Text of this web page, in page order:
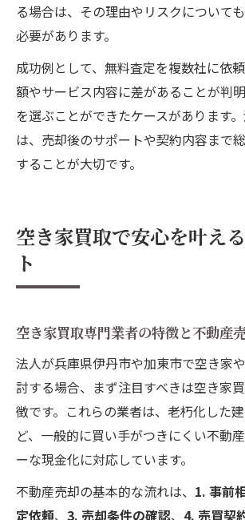
る場合は、その理由やリスクについて
必要があります。
成功例として、無料査定を複数社に依
額やサービス内容に差があることが判
を選ぶことができたケースがあります
は、売却後のサポートや契約内容まで
することが大切です。
空き家買取で安心を叶え
ト
空き家買取専門業者の特徴と不動産
法人が兵庫県伊丹市や加東市で空き家
討する場合、まず注目すべきは空き家
徴です。これらの業者は、老朽化した
ど、一般的に買い手がつきにくい不動
ーな現金化に対応しています。
不動産売却の基本的な流れは、 1. 事前
定依頼、 3. 売却条件の確認、 4. 売買契